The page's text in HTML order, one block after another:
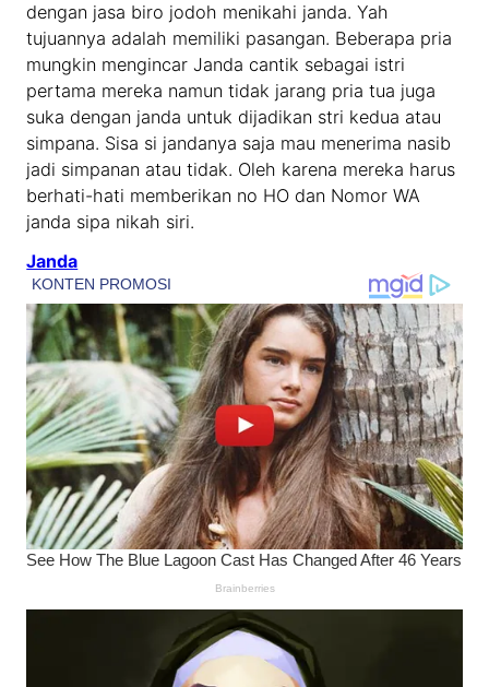
dengan jasa biro jodoh menikahi janda. Yah
tujuannya adalah memiliki pasangan. Beberapa pria
mungkin mengincar Janda cantik sebagai istri
pertama mereka namun tidak jarang pria tua juga
suka dengan janda untuk dijadikan stri kedua atau
simpana. Sisa si jandanya saja mau menerima nasib
jadi simpanan atau tidak. Oleh karena mereka harus
berhati-hati memberikan no HO dan Nomor WA
janda sipa nikah siri.
Janda